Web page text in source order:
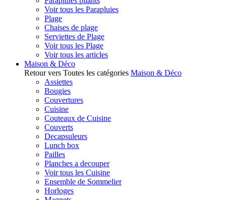
Voir tous les Parapluies
Plage
Chaises de plage
Serviettes de Plage
Voir tous les Plage
Voir tous les articles
Maison & Déco
Retour vers Toutes les catégories Maison & Déco
Assiettes
Bougies
Couvertures
Cuisine
Couteaux de Cuisine
Couverts
Decapsuleurs
Lunch box
Pailles
Planches a decouper
Voir tous les Cuisine
Ensemble de Sommelier
Horloges